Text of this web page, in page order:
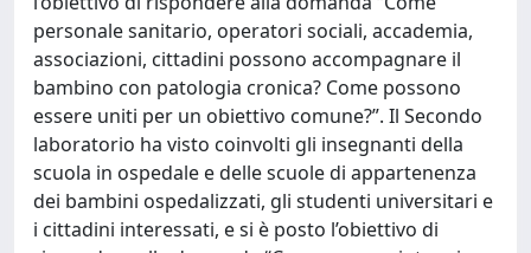
personale sanitario, operatori sociali, accademia,
associazioni, cittadini possono accompagnare il
bambino con patologia cronica? Come possono
essere uniti per un obiettivo comune?”. Il Secondo
laboratorio ha visto coinvolti gli insegnanti della
scuola in ospedale e delle scuole di appartenenza
dei bambini ospedalizzati, gli studenti universitari e
i cittadini interessati, e si è posto l’obiettivo di